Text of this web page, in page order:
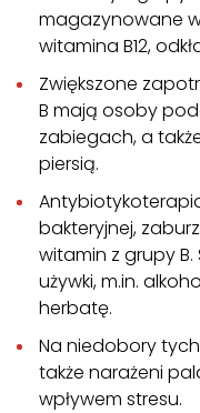
magazynowane
witamina B12,
Zwiększone
B mają osoby
zabiegach, a
piersią.
bakteryjnej,
witamin z grupy
używki, m.in.
herbatę.
Na niedobory
także narażeni
wpływem stresu.